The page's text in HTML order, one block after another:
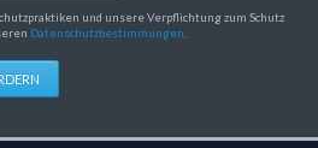
und unsere Verpflichtung zum Schutz
Datenschutzbestimmungen